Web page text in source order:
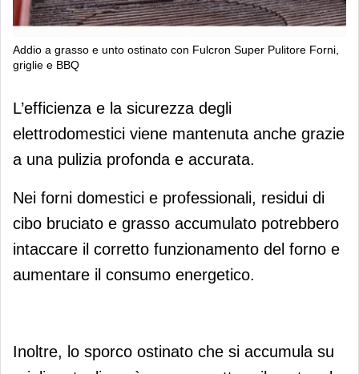
Addio a grasso e unto ostinato con Fulcron Super Pulitore Forni,
griglie e BBQ
Addio a grasso e unto ostinato con
Fulcron Super Pulitore Forni, griglie e
BBQ
L’efficienza e la sicurezza degli
elettrodomestici viene mantenuta anche grazie
a una pulizia profonda e accurata.
Nei forni domestici e professionali, residui di
cibo bruciato e grasso accumulato potrebbero
intaccare il corretto funzionamento del forno e
aumentare il consumo energetico.
Inoltre, lo sporco ostinato che si accumula su